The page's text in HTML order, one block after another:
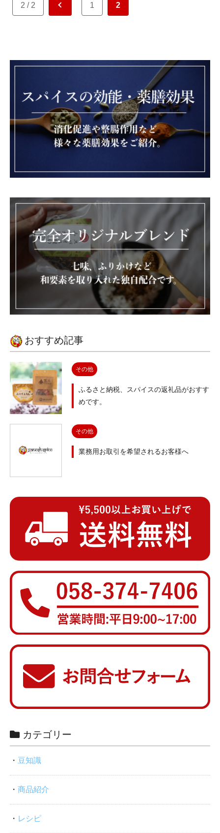
2 / 2 1 2
おすすめ記事
その他
ふるさと納税、スパイスの返礼品がおすす
めです。
その他
業務用お取引を希望されるお客様へ
カテゴリー
豆知識
商品紹介
レシピ